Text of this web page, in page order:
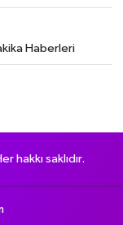
Haberleri
hakkı saklıdır.